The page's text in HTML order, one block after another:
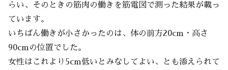
らい、そのときの筋肉の働きを筋電図で測った結果が載っ
ています。
いちばん働きが小さかったのは、体の前方20cm・高さ
90cmの位置でした。
女性はこれより5cm低いとみなしてよい、とも添えられて